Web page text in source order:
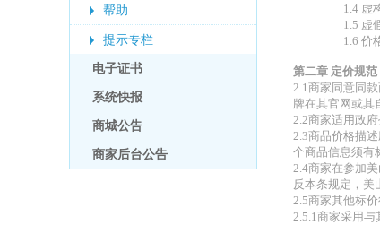
帮助
提示专栏
电子证书
系统快报
商城公告
商家后台公告
1.4 虚
1.5 虚
1.6 价
第二章 定价规范
2.1商家同意同
牌在其官网或其
2.2商家适用政
2.3商品价格描
个商品信息须有
2.4商家在参加
反本条规定，美
2.5商家其他标
2.5.1商家采用